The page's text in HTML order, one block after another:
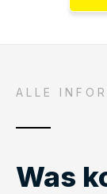
ALLE
Was